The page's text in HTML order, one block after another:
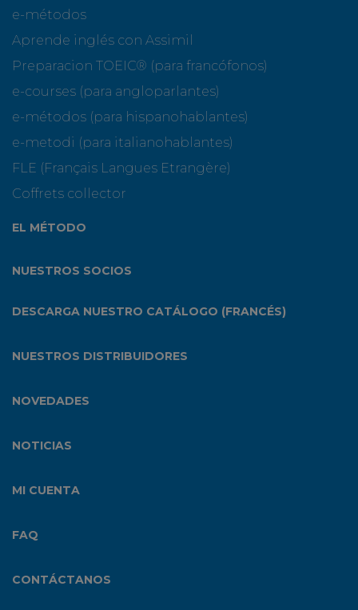
e-métodos
Aprende inglés con Assimil
Preparacion TOEIC® (para francófonos)
e-courses (para angloparlantes)
e-métodos (para hispanohablantes)
e-metodi (para italianohablantes)
FLE (Français Langues Etrangère)
Coffrets collector
EL MÉTODO
NUESTROS SOCIOS
DESCARGA NUESTRO CATÁLOGO (FRANCÉS)
NUESTROS DISTRIBUIDORES
NOVEDADES
NOTICIAS
MI CUENTA
FAQ
CONTÁCTANOS